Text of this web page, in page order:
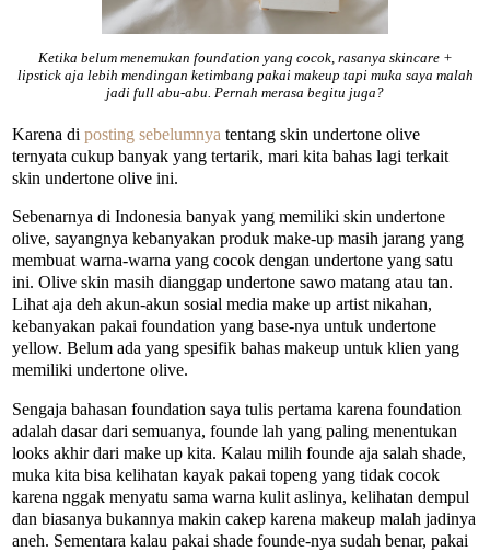
Ketika belum menemukan foundation yang cocok, rasanya skincare +
lipstick aja lebih mendingan ketimbang pakai makeup tapi muka saya malah
jadi full abu-abu. Pernah merasa begitu juga?
Karena di posting sebelumnya tentang skin undertone olive
ternyata cukup banyak yang tertarik, mari kita bahas lagi terkait
skin undertone olive ini.
Sebenarnya di Indonesia banyak yang memiliki skin undertone
olive, sayangnya kebanyakan produk make-up masih jarang yang
membuat warna-warna yang cocok dengan undertone yang satu
ini. Olive skin masih dianggap undertone sawo matang atau tan.
Lihat aja deh akun-akun sosial media make up artist nikahan,
kebanyakan pakai foundation yang base-nya untuk undertone
yellow. Belum ada yang spesifik bahas makeup untuk klien yang
memiliki undertone olive.
Sengaja bahasan foundation saya tulis pertama karena foundation
adalah dasar dari semuanya, founde lah yang paling menentukan
looks akhir dari make up kita. Kalau milih founde aja salah shade,
muka kita bisa kelihatan kayak pakai topeng yang tidak cocok
karena nggak menyatu sama warna kulit aslinya, kelihatan dempul
dan biasanya bukannya makin cakep karena makeup malah jadinya
aneh. Sementara kalau pakai shade founde-nya sudah benar, pakai